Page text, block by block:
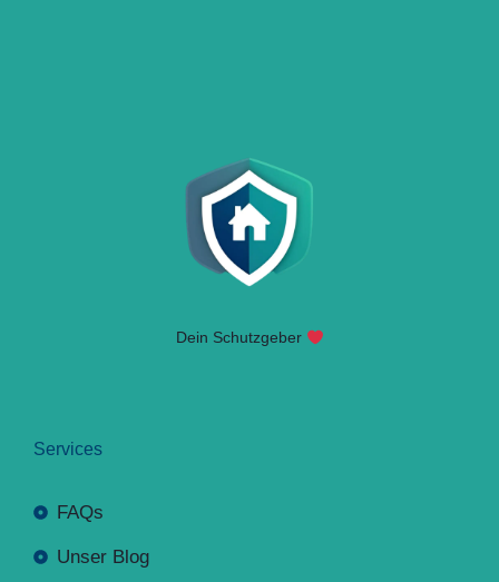
Dein Schutzgeber
Services
FAQs
Unser Blog